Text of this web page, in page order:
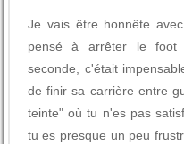
Je vais être honnête
pensé à arrêter le foot
seconde, c'était
de finir sa carrière entre
teinte" où tu n'es pas
tu es presque un peu